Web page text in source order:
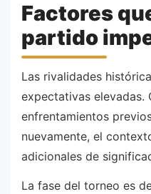
Factores
partido
Las rivalidades
expectativas elevadas.
enfrentamientos
nuevamente, el
adicionales de
La fase del torneo es